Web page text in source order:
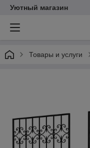
Уютный магазин
Товары и услуги